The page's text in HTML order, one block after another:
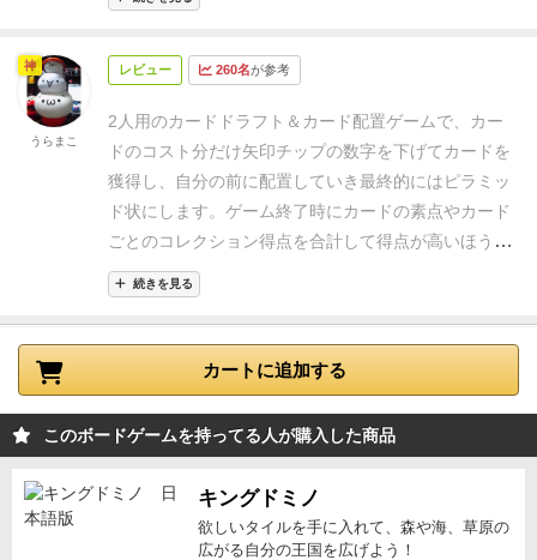
⇒ ２人用ボードゲームはいいぞ！
レビュー 260名が参考
2人用のカードドラフト＆カード配置ゲームで、カー
ドのコスト分だけ矢印チップの数字を下げてカードを
獲得し、自分の前に配置していき最終的にはピラミッ
ド状にします。ゲーム終了時にカードの素点やカード
ごとのコレクション得点を合計して得点が高いほうが
勝ちになります。
を自分の前に配置。
4→3→2→1となるように配置します。配置後は、カー
ドの右上に描かれているアイコン数だけ矢印チップを
右側に移動させて手番終了。アイコン数が多くても、
しないので注意。
緩く配置できるので隣接ボーナスやシンボルボーナス
を意識するのがいいかな。ゲーム中に1枚しか配置で
続きを見る
神
うらまこ
カートに追加する
このボードゲームを持ってる人が購入した商品
キングドミノ
欲しいタイルを手に入れて、森や海、草原の
広がる自分の王国を広げよう！